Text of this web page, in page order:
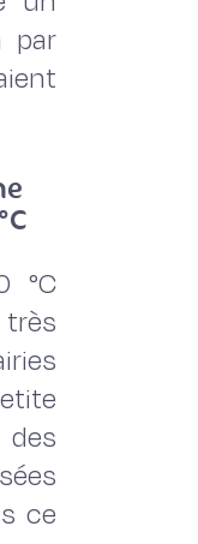
par
°C
ce